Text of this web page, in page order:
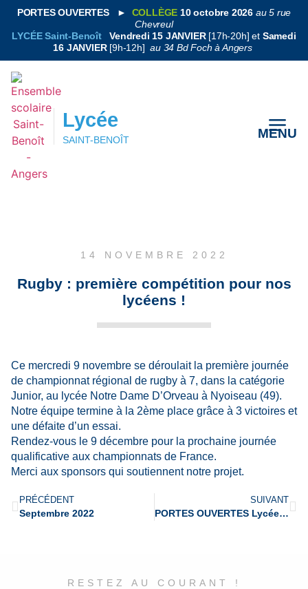
PORTES OUVERTES ► COLLÈGE 10 octobre 2026 au 5 rue
Chevreul
LYCÉE Saint-Benoît
Vendredi 15 JANVIER [17h-20h] et Samedi
16 JANVIER [9h-12h]au 34 Bd Foch à Angers
Lycée
Lycée
SAINT-BENOÎT MENU
14 NOVEMBRE 2022
Rugby : première compétition pour nos
lycéens !
Ce mercredi 9 novembre se déroulait la première journée
de championnat régional de rugby à 7, dans la catégorie
Junior, au lycée Notre Dame D’Orveau à Nyoiseau (49).
Notre équipe termine à la 2ème place grâce à 3 victoires et
une défaite d’un essai.
Rendez-vous le 9 décembre pour la prochaine journée
qualificative aux championnats de France.
Merci aux sponsors qui soutiennent notre projet.
PRÉCÉDENT
Septembre 2022
SUIVANT
PORTES OUVERTES Lycée et Prépa : 13 et 14 JANVIER 2023
RESTEZ AU COURANT !